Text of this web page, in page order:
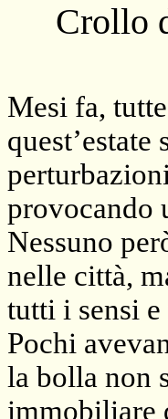
Crollo
Mesi fa,
provocando
Nessuno
nelle città,
tutti i sensi
Pochi
la bolla non
immobiliare